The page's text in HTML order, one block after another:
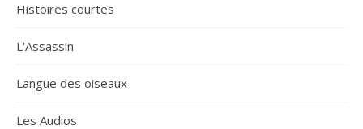
Histoires courtes
L'Assassin
Langue des oiseaux
Les Audios